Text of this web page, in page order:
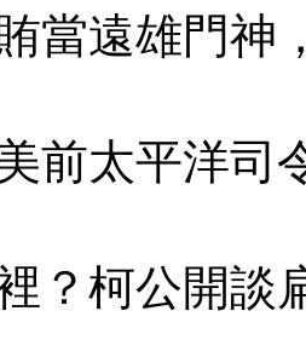
當遠雄門神
前太平洋司
？柯公開談